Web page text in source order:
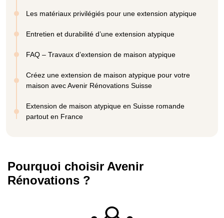
Les matériaux privilégiés pour une extension atypique
Entretien et durabilité d’une extension atypique
FAQ – Travaux d’extension de maison atypique
Créez une extension de maison atypique pour votre
maison avec Avenir Rénovations Suisse
Extension de maison atypique en Suisse romande
partout en France
Pourquoi choisir Avenir
Rénovations ?